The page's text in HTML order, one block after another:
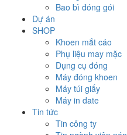
Bao bì đóng gói
Dự án
SHOP
Khoen mắt cáo
Phụ liệu may mặc
Dụng cụ đóng
Máy đóng khoen
Máy túi giấy
Máy in date
Tin tức
Tin công ty